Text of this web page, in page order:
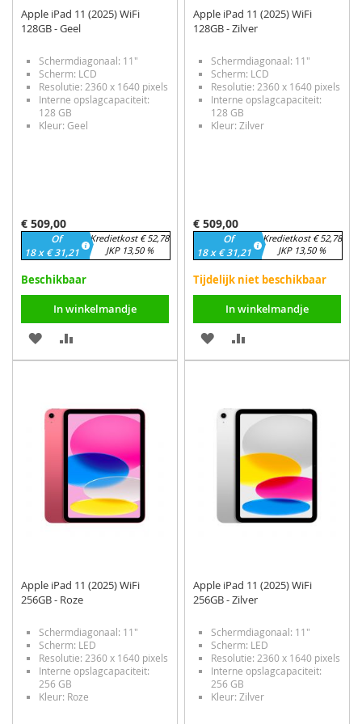
Apple iPad 11 (2025) WiFi
128GB - Geel
Schermdiagonaal: 11"
Scherm: LCD
Resolutie: 2360 x 1640 pixels
Interne opslagcapaciteit:
128 GB
Kleur: Geel
€ 509,00
Of
18 x € 31,21
Kredietkost € 52,78
JKP 13,50 %
Beschikbaar
In winkelmandje
VOEG
TOE
VERLANGLIJST
OM
VERGELIJKEN
Apple iPad 11 (2025) WiFi
128GB - Zilver
Schermdiagonaal: 11"
Scherm: LCD
Resolutie: 2360 x 1640 pixels
Interne opslagcapaciteit:
128 GB
Kleur: Zilver
€ 509,00
Of
18 x € 31,21
Kredietkost € 52,78
JKP 13,50 %
Tijdelijk niet beschikbaar
In winkelmandje
VOEG
TOE
VERLANGLIJST
OM
VERGELIJKEN
Apple iPad 11 (2025) WiFi
256GB - Roze
Schermdiagonaal: 11"
Scherm: LED
Resolutie: 2360 x 1640 pixels
Interne opslagcapaciteit:
256 GB
Kleur: Roze
Apple iPad 11 (2025) WiFi
256GB - Zilver
Schermdiagonaal: 11"
Scherm: LED
Resolutie: 2360 x 1640 pixels
Interne opslagcapaciteit:
256 GB
Kleur: Zilver